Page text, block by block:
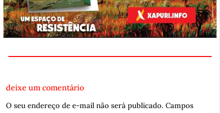
deixe um comentário
O seu endereço de e-mail não será publicado. Campos